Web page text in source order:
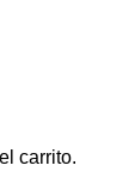
carrito.